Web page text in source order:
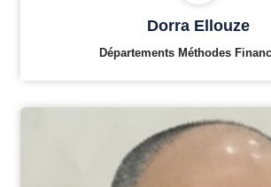
Dorra Ellouze
Départements Méthodes